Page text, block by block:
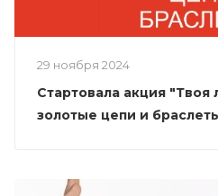
29 ноября 2024
Стартовала акция
золотые цепи и